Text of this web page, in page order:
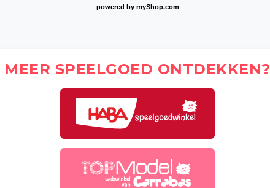
powered by myShop.com
MEER SPEELGOED ONTDEKKEN?